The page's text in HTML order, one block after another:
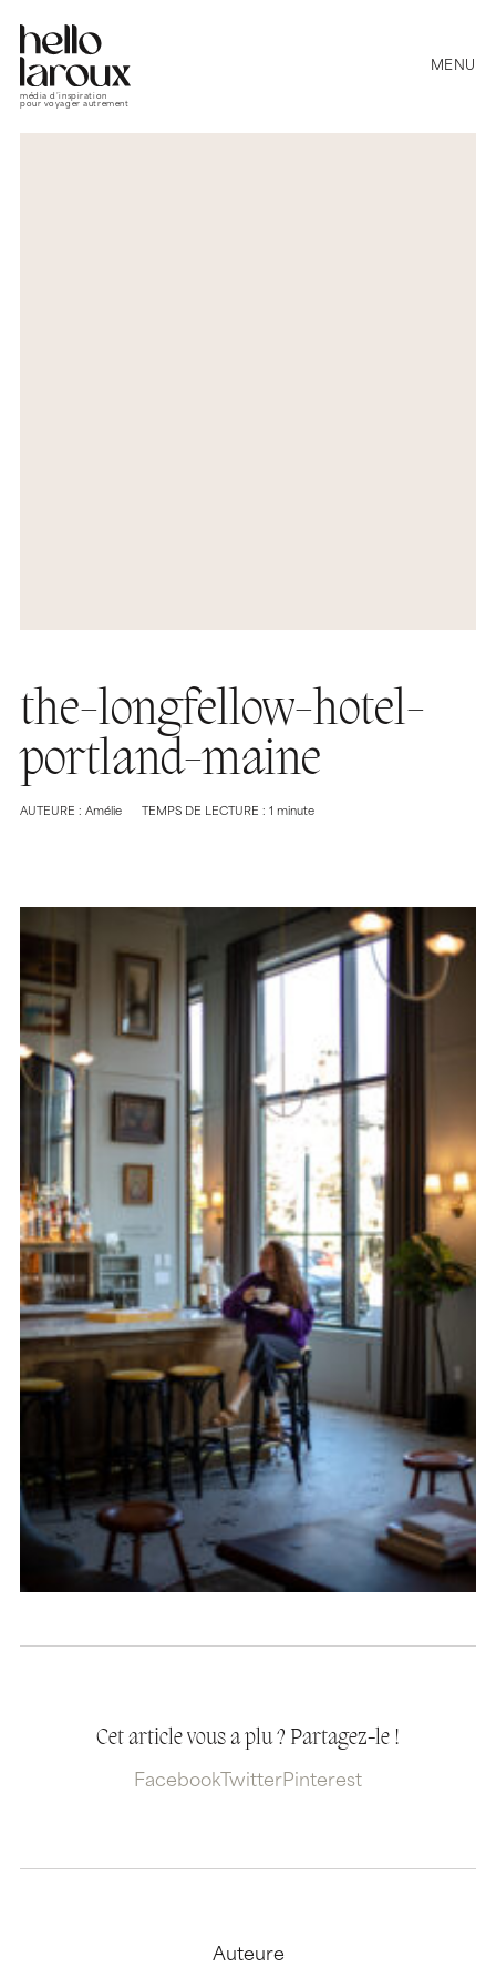
média d’inspiration
pour voyager autrement
MENU
the-longfellow-hotel-
portland-maine
AUTEURE : Amélie TEMPS DE LECTURE : 1 minute
Cet article vous a plu ? Partagez-le !
Facebook TwitterPinterest
Auteure